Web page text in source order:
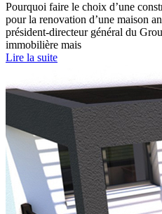
Pourquoi faire le choix d’une
pour la renovation d’une maison
président-directeur général du
immobilière mais
Lire la suite